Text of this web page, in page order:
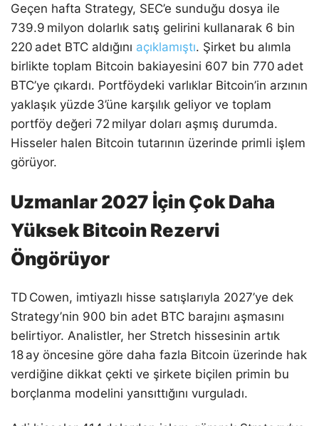
Geçen hafta Strategy, SEC’e sunduğu dosya ile
739.9 milyon dolarlık satış gelirini kullanarak 6 bin
220 adet BTC aldığını açıklamıştı. Şirket bu alımla
birlikte toplam Bitcoin bakiayesini 607 bin 770 adet
BTC’ye çıkardı. Portföydeki varlıklar Bitcoin’in arzının
yaklaşık yüzde 3’üne karşılık geliyor ve toplam
portföy değeri 72 milyar doları aşmış durumda.
Hisseler halen Bitcoin tutarının üzerinde primli işlem
görüyor.
Uzmanlar 2027 İçin Çok Daha
Yüksek Bitcoin Rezervi
Öngörüyor
TD Cowen, imtiyazlı hisse satışlarıyla 2027’ye dek
Strategy’nin 900 bin adet BTC barajını aşmasını
belirtiyor. Analistler, her Stretch hissesinin artık
18 ay öncesine göre daha fazla Bitcoin üzerinde hak
verdiğine dikkat çekti ve şirkete biçilen primin bu
borçlanma modelini yansıttığını vurguladı.